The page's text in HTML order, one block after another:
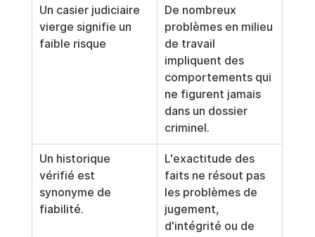
Un casier judiciaire
vierge signifie un
faible risque
De nombreux
problèmes en milieu
de travail
impliquent des
comportements qui
ne figurent jamais
dans un dossier
criminel.
Un historique
vérifié est
synonyme de
fiabilité.
L'exactitude des
faits ne résout pas
les problèmes de
jugement,
d'intégrité ou de